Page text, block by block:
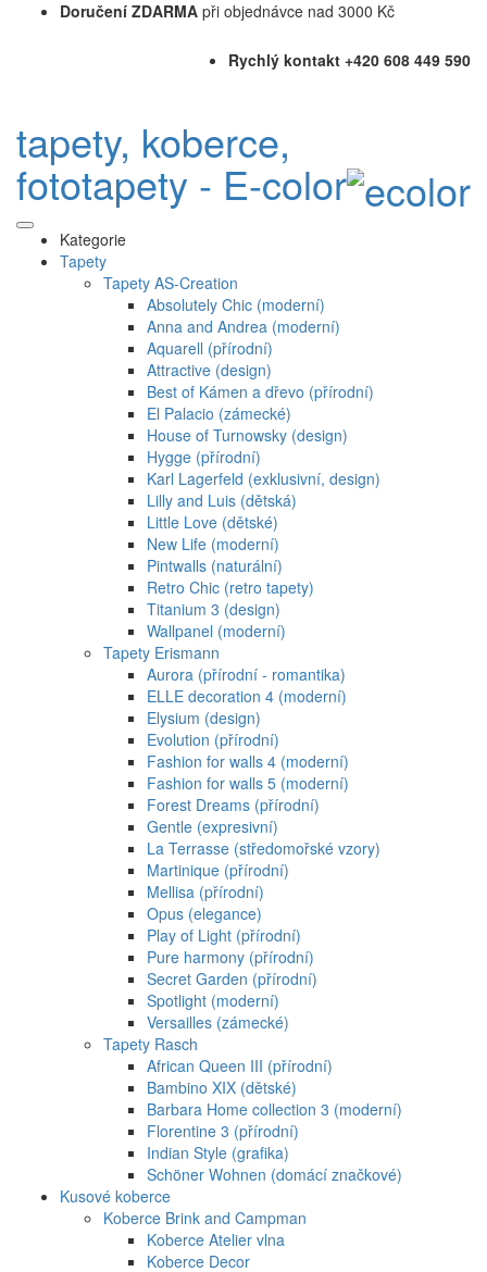
Doručení ZDARMA při objednávce nad 3000 Kč
Rychlý kontakt +420 608 449 590
tapety, koberce,
fototapety - E-color
Kategorie
Tapety
Tapety AS-Creation
Absolutely Chic (moderní)
Anna and Andrea (moderní)
Aquarell (přírodní)
Attractive (design)
Best of Kámen a dřevo (přírodní)
El Palacio (zámecké)
House of Turnowsky (design)
Hygge (přírodní)
Karl Lagerfeld (exklusivní, design)
Lilly and Luis (dětská)
Little Love (dětské)
New Life (moderní)
Pintwalls (naturální)
Retro Chic (retro tapety)
Titanium 3 (design)
Wallpanel (moderní)
Tapety Erismann
Aurora (přírodní - romantika)
ELLE decoration 4 (moderní)
Elysium (design)
Evolution (přírodní)
Fashion for walls 4 (moderní)
Fashion for walls 5 (moderní)
Forest Dreams (přírodní)
Gentle (expresivní)
La Terrasse (středomořské vzory)
Martinique (přírodní)
Mellisa (přírodní)
Opus (elegance)
Play of Light (přírodní)
Pure harmony (přírodní)
Secret Garden (přírodní)
Spotlight (moderní)
Versailles (zámecké)
Tapety Rasch
African Queen III (přírodní)
Bambino XIX (dětské)
Barbara Home collection 3 (moderní)
Florentine 3 (přírodní)
Indian Style (grafika)
Schöner Wohnen (domácí značkové)
Kusové koberce
Koberce Brink and Campman
Koberce Atelier vlna
Koberce Decor